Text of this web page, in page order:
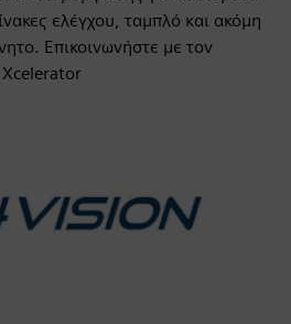
ελέγχου, ταμπλό και ακόμη
Επικοινωνήστε με τον
Xcelerator